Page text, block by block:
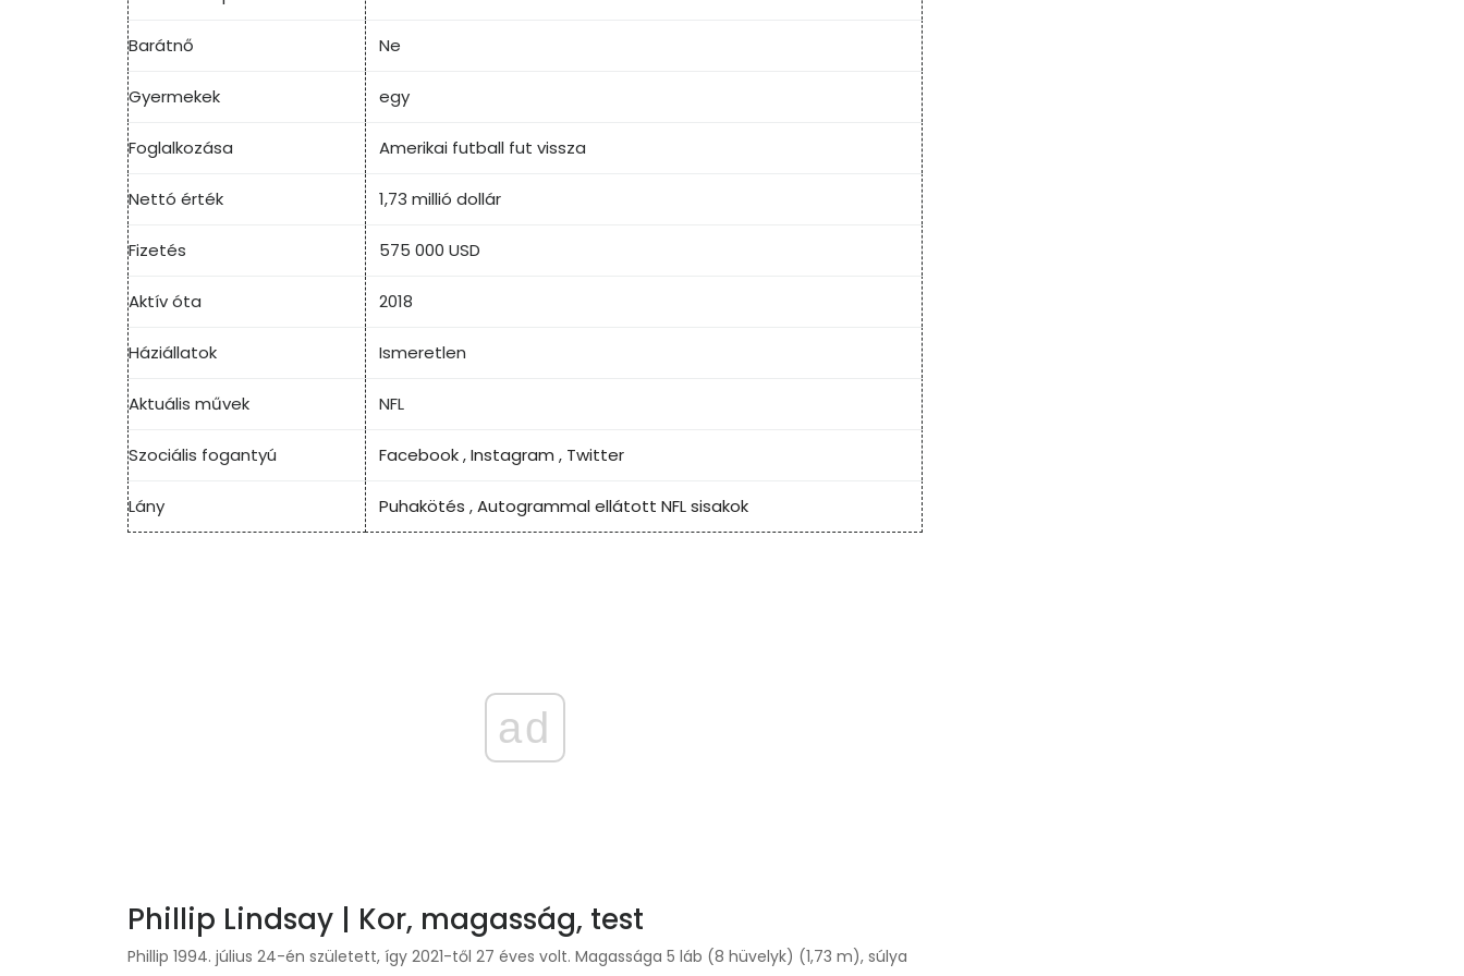
Barátnő Ne
Gyermekek egy
Foglalkozása Amerikai futball fut vissza
Nettó érték 1,73 millió dollár
Fizetés 575 000 USD
Aktív óta 2018
Háziállatok Ismeretlen
Aktuális művek NFL
Szociális fogantyú Facebook,Instagram , Twitter
Lány Puhakötés ,Autogrammal ellátott NFL sisakok
ad
Phillip Lindsay | Kor, magasság, test
Phillip 1994. július 24-én született, így 2021-től 27 éves volt. Magassága 5 láb (8 hüvelyk) (1,73 m), súlya